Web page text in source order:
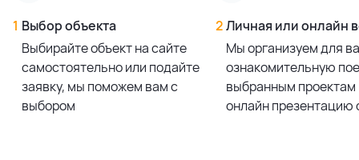
1 Выбор объекта
Выбирайте объект на сайте
самостоятельно или подайте
заявку, мы поможем вам с
выбором
2Личная или онлайн
Мы организуем для
ознакомительную
выбранным проектам
онлайн презентацию